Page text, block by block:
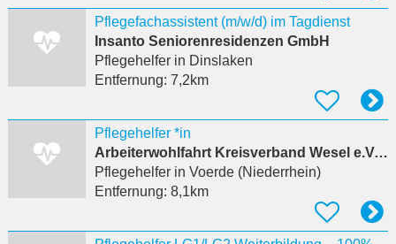
Pflegefachassistent (m/w/d) im Tagdienst
Insanto Seniorenresidenzen GmbH
Pflegehelferin Dinslaken
Entfernung: 7,2km
Pflegehelfer *in
Arbeiterwohlfahrt Kreisverband Wesel e.V. Tagespflege Wesel
Pflegehelferin Voerde (Niederrhein)
Entfernung: 8,1km